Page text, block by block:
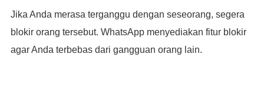
Jika Anda merasa terganggu dengan seseorang, segera
blokir orang tersebut. WhatsApp menyediakan fitur blokir
agar Anda terbebas dari gangguan orang lain.